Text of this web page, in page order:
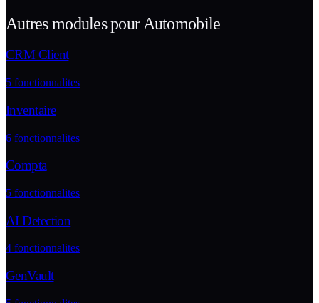
Autres modules pour Automobile
CRM Client
5 fonctionnalites
Inventaire
6 fonctionnalites
Compta
5 fonctionnalites
AI Detection
4 fonctionnalites
GenVault